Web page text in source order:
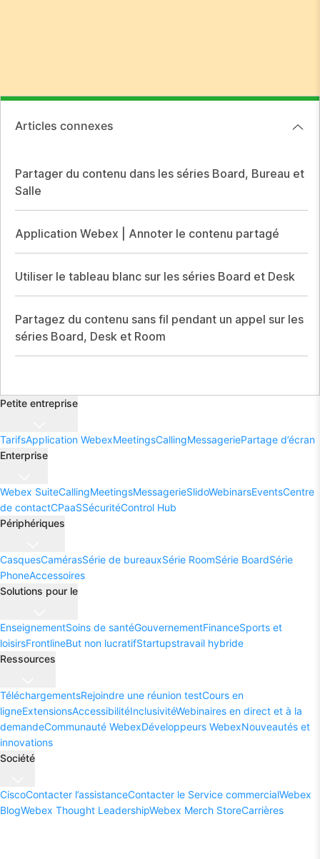
Articles connexes
Partager du contenu dans les séries Board, Bureau et
Salle
Application Webex | Annoter le contenu partagé
Utiliser le tableau blanc sur les séries Board et Desk
Partagez du contenu sans fil pendant un appel sur les
séries Board, Desk et Room
Petite entreprise
TarifsApplication WebexMeetingsCallingMessageriePartage d’écran
Enterprise
Webex SuiteCallingMeetingsMessagerieSlidoWebinarsEventsCentre
de contactCPaaSSécuritéControl Hub
Périphériques
CasquesCamérasSérie de bureauxSérie RoomSérie BoardSérie
PhoneAccessoires
Solutions pour le
EnseignementSoins de santéGouvernementFinanceSports et
loisirsFrontlineBut non lucratifStartupstravail hybride
Ressources
TéléchargementsRejoindre une réunion testCours en
ligneExtensionsAccessibilitéInclusivitéWebinaires en direct et à la
demandeCommunauté WebexDéveloppeurs WebexNouveautés et
innovations
Société
CiscoContacter l’assistanceContacter le Service commercialWebex
BlogWebex Thought LeadershipWebex Merch StoreCarrières